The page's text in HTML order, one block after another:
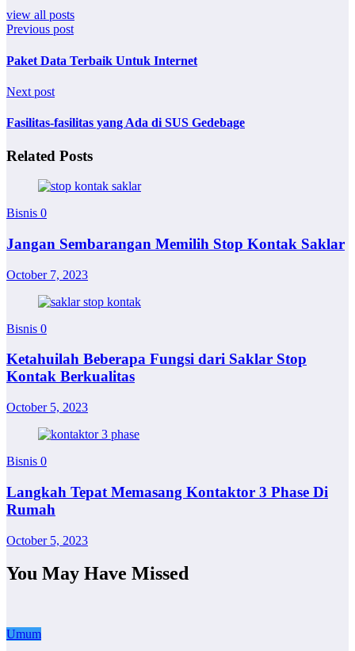
view all posts
Previous post
Paket Data Terbaik Untuk Internet
Next post
Fasilitas-fasilitas yang Ada di SUS Gedebage
Related Posts
Bisnis 0
Jangan Sembarangan Memilih Stop Kontak Saklar
October 7, 2023
Bisnis 0
Ketahuilah Beberapa Fungsi dari Saklar Stop
Kontak Berkualitas
October 5, 2023
Bisnis 0
Langkah Tepat Memasang Kontaktor 3 Phase Di
Rumah
October 5, 2023
You May Have Missed
Umum